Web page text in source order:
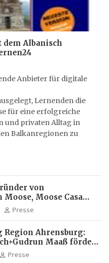
Albanisch
Anbieter für digitale
Lernenden die
für eine erfolgreiche
und privaten Alltag in
Balkanregionen zu
von
Moose Casa
Brasil |
für Bildung
Presse
Ahrensburg:
Maaß fördert
von Frauen
Presse